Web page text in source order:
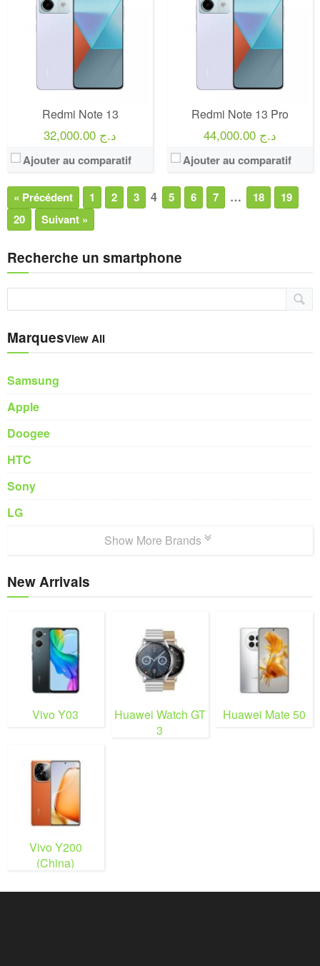
Redmi Note 13
32,000.00 د.ج
Ajouter au comparatif
Redmi Note 13 Pro
44,000.00 د.ج
Ajouter au comparatif
« Précédent 1 2 3 4 5 6 7 … 18
19
20
Suivant »
Recherche un smartphone
MarquesView All
Samsung
Apple
Doogee
HTC
Sony
LG
Show More Brands
New Arrivals
Vivo Y03
Huawei Watch GT
3
Huawei Mate 50
Vivo Y200
(China)